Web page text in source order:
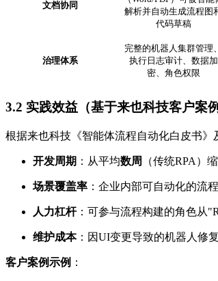
文档协同
解析并自动生成流程图
代码草稿
治理体系
完整的机器人集群管理、
执行日志审计、数据加
密、角色权限
3.2 实践效益（基于来也科技客户案例
根据来也科技《智能体流程自动化白皮书》
开发周期 ：从平均数周 （传统RPA）
场景覆盖率 ：企业内部可自动化的流
人力杠杆：可参与流程构建的角色从
维护成本：因UI变更导致的机器人修
客户案例示例 ：